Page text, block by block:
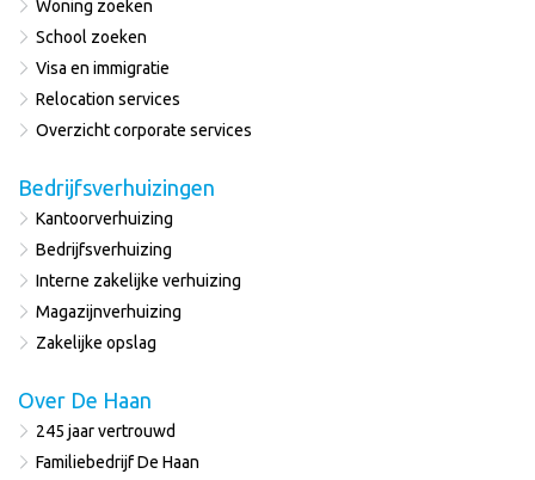
Woning zoeken
School zoeken
Visa en immigratie
Relocation services
Overzicht corporate services
Bedrijfsverhuizingen
Kantoorverhuizing
Bedrijfsverhuizing
Interne zakelijke verhuizing
Magazijnverhuizing
Zakelijke opslag
Over De Haan
245 jaar vertrouwd
Familiebedrijf De Haan